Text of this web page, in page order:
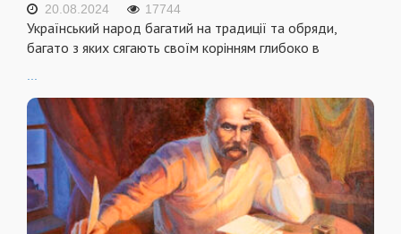
20.08.2024 17744
Український народ багатий на традиції та обряди,
багато з яких сягають своїм корінням глибоко в